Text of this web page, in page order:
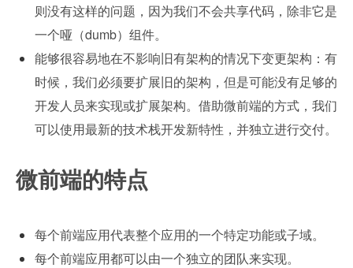
则没有这样的问题，因为我们不会共享代码，除非它是
一个哑（dumb）组件。
能够很容易地在不影响旧有架构的情况下变更架构：有
时候，我们必须要扩展旧的架构，但是可能没有足够的
开发人员来实现或扩展架构。借助微前端的方式，我们
可以使用最新的技术栈开发新特性，并独立进行交付。
微前端的特点
每个前端应用代表整个应用的一个特定功能或子域。
每个前端应用都可以由一个独立的团队来实现。